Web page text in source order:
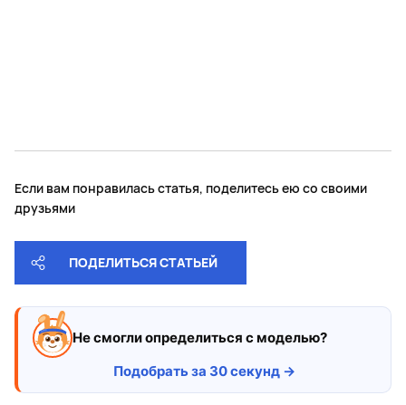
Если вам понравилась статья, поделитесь ею со своими
друзьями
ПОДЕЛИТЬСЯ СТАТЬЕЙ
Не смогли определиться с моделью?
Подобрать за 30 секунд →